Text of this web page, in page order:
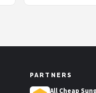
PARTNERS
All Cheap